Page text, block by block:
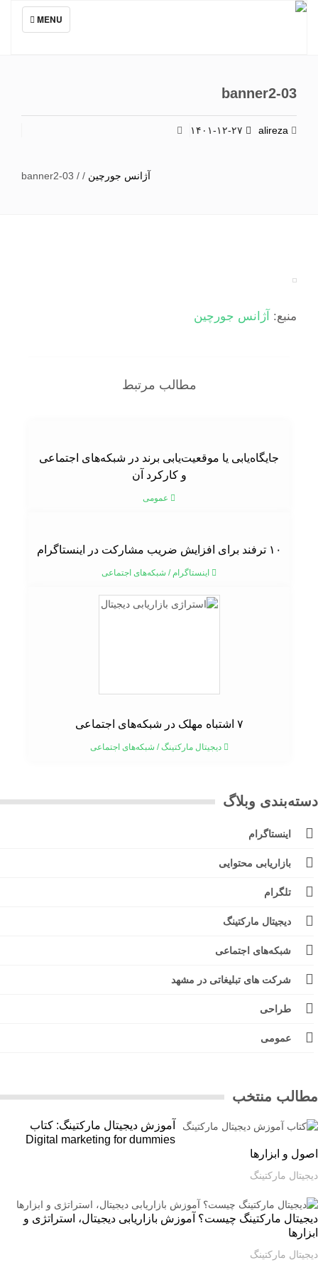
TOGGLE
NAVIGATION
MENU
banner2-03
alireza
آژانس جورچین/
/
banner2-03
منبع:آژانس جورچین
مطالب مرتبط
جایگاه‌یابی یا موقعیت‌یابی برند در شبکه‌های اجتماعی
و کارکرد آن
عمومی
۱۰ ترفند برای افزایش ضریب مشارکت در اینستاگرام
اینستاگرام/شبکه‌های اجتماعی
دیجیتال مارکتینگ/شبکه‌های اجتماعی
وبلاگ
اینستاگرام
بازاریابی محتوایی
تلگرام
دیجیتال مارکتینگ
شبکه‌های اجتماعی
شرکت های تبلیغاتی در مشهد
طراحی
عمومی
منتخب
آموزش دیجیتال مارکتینگ: کتاب
Digital marketing for dummies
و ابزارها
مارکتینگ
مارکتینگ چیست؟ آموزش بازاریابی دیجیتال، استراتژی و
مارکتینگ